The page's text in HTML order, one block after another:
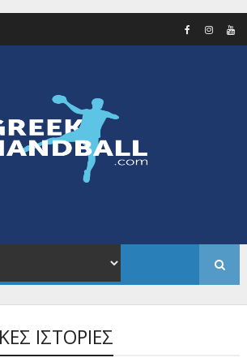
ΙΣΤΟΡΙΕΣ